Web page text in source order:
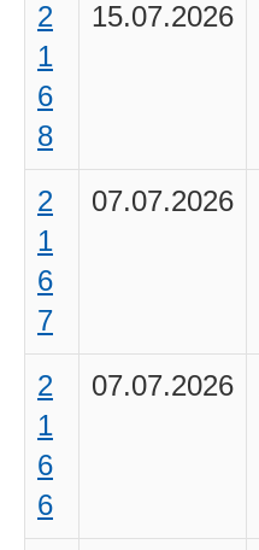
2
1
6
8
15.07.2026
2
1
6
7
07.07.2026
2
1
6
6
07.07.2026